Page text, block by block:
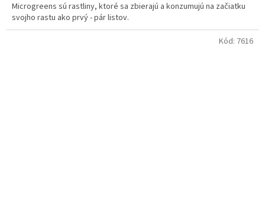
Microgreens sú rastliny, ktoré sa zbierajú a konzumujú na začiatku
svojho rastu ako prvý - pár listov.
Kód: 7616